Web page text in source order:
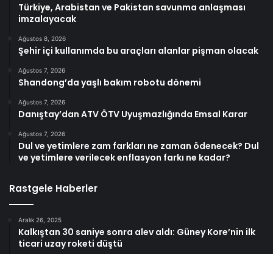
Türkiye, Arabistan ve Pakistan savunma anlaşması
imzalayacak
Ağustos 8, 2026
Şehir içi kullanımda bu araçları alanlar pişman olacak
Ağustos 7, 2026
Shandong’da yaşlı bakım robotu dönemi
Ağustos 7, 2026
Danıştay’dan ATV ÖTV Uyuşmazlığında Emsal Karar
Ağustos 7, 2026
Dul ve yetimlere zam farkları ne zaman ödenecek? Dul
ve yetimlere verilecek enflasyon farkı ne kadar?
Rastgele Haberler
Aralık 26, 2025
Kalkıştan 30 saniye sonra alev aldı: Güney Kore’nin ilk
ticari uzay roketi düştü